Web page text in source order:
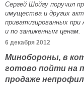
Сергей Шойгу поручил
имущества и других
приватизированных
и по заниженным ценам.
6 декабря 2012
Минобороны, в
готово пойти на
продаже